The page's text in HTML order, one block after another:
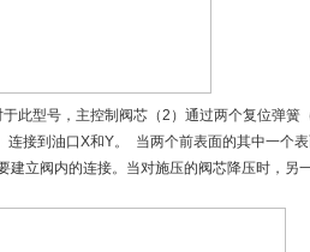
型号，主控制阀芯（2）通过两个复位弹簧
接到油口X和Y。 当两个前表面的其中一个
立阀内的连接。当对施压的阀芯降压时，另